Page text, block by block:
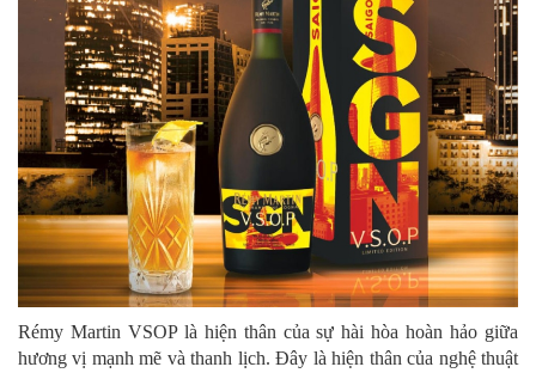
Rémy Martin VSOP là hiện thân của sự hài hòa hoàn hảo giữa
hương vị mạnh mẽ và thanh lịch. Đây là hiện thân của nghệ thuật